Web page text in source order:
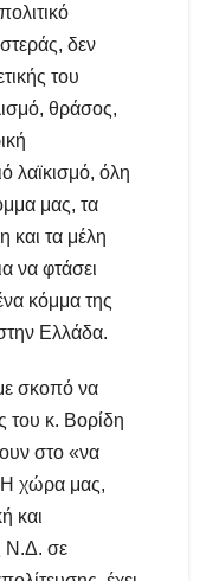
δεν
του
θράσος,
λαϊκισμό, όλη
μας, τα
και τα μέλη
να φτάσει
κόμμα της
Ελλάδα.
σκοπό να
του κ. Βορίδη
στο «να
Η χώρα μας,
και
Ν.Δ. σε